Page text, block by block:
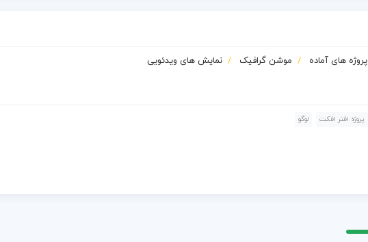
پروژه های آماده موشن گرافیک نمایش های ویدئویی
پروژه افتر افکت لوگو